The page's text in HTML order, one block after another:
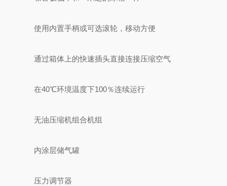
使用内置手柄或可选滚轮，移动方便
通过箱体上的快速插头直接连接压缩空气
在40℃环境温度下100％连续运行
无油压缩机组合机组
内涂层储气罐
压力调节器